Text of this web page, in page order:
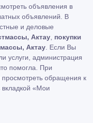
объявления в
объявлений. В
и деловые
Актау покупки
Актау . Если Вы
услуги, администрация
помогла. При
просмотреть обращения к
«Мои